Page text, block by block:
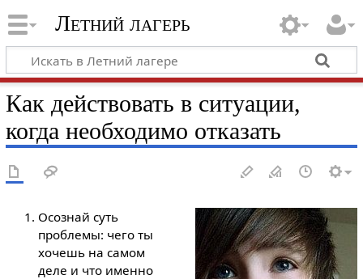
Летний лагерь
Как действовать в ситуации,
когда необходимо отказать
Осознай суть
проблемы: чего ты
хочешь на самом
деле и что именно